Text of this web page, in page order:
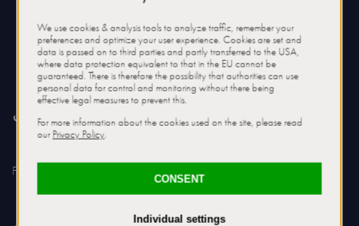
اتصال
Familie Luigi von Pasquali